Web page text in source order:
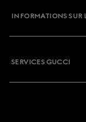
INFORMATIONS SUR
SERVICES GUCCI